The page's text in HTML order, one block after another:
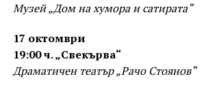
Музей „Дом на хумора и сатирата“
17 октомври
19:00 ч. „Свекърва“
Драматичен театър „Рачо Стоянов“